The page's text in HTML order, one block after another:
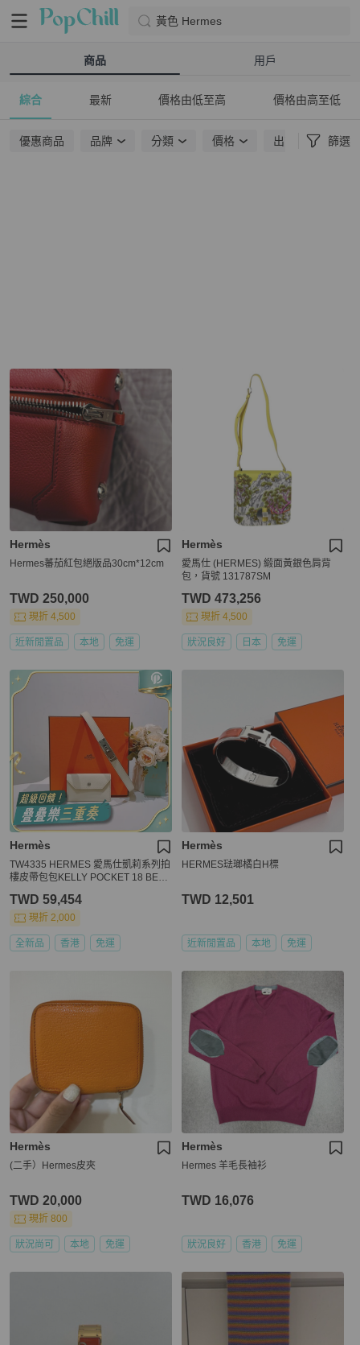
黃色 Hermes
商品 用戶
綜合 最新 價格由低至高 價格由高至低
優惠商品 品牌 分類 價格 出貨地點 篩選
Hermès
Hermes蕃茄紅包絕版品30cm*12cm
TWD 250,000
現折 4,500
近新閒置品 本地 免運
Hermès
愛馬仕 (HERMES) 緞面黃銀色肩背
包，貨號 131787SM
TWD 473,256
現折 4,500
狀況良好 日本 免運
Hermès
TW4335 HERMES 愛馬仕凱莉系列拍
樓皮帶包包KELLY POCKET 18 BELT
TWD 59,454
現折 2,000
全新品 香港 免運
Hermès
HERMES琺瑯橘白H標
TWD 12,501
近新閒置品 本地 免運
Hermès
(二手）Hermes皮夾
TWD 20,000
現折 800
狀況尚可 本地 免運
Hermès
Hermes 羊毛長袖衫
TWD 16,076
狀況良好 香港 免運